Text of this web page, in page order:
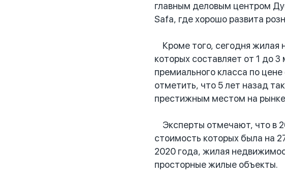
главным деловым центром
Safa, где хорошо развита
Кроме того, сегодня жилая
которых составляет от 1 до
премиального класса по
отметить, что 5 лет назад
престижным местом на
Эксперты отмечают, что в
стоимость которых была на
2020 года, жилая
просторные жилые объекты.